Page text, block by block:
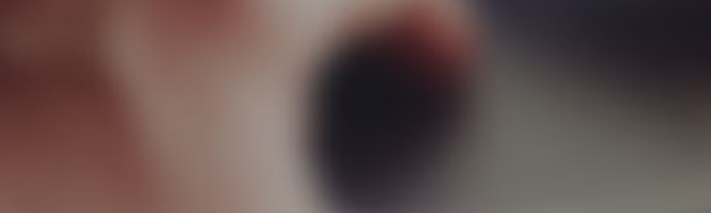
Equipo